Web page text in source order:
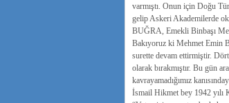
varmıştı. Onun için Doğu
gelip Askeri Akademilerde
BUĞRA, Emekli Binbaşı
Bakıyoruz ki Mehmet Emin
surette devam ettirmiştir.
olarak bırakmıştır. Bu gün
kavrayamadığımız
İsmail Hikmet bey 1942 yılı